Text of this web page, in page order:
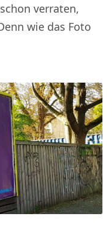
verraten,
wie das Foto